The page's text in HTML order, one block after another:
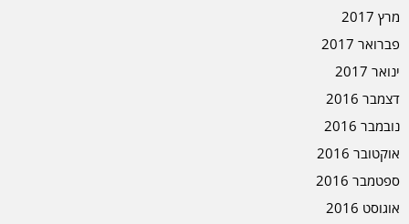
מרץ 2017
פברואר 2017
ינואר 2017
דצמבר 2016
נובמבר 2016
אוקטובר 2016
ספטמבר 2016
אוגוסט 2016